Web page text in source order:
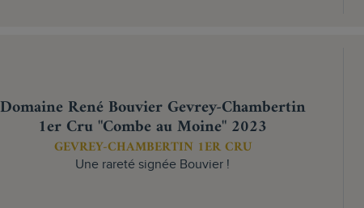
Domaine René Bouvier Gevrey-Chambertin
1er Cru "Combe au Moine" 2023
GEVREY-CHAMBERTIN 1ER CRU
Une rareté signée Bouvier !